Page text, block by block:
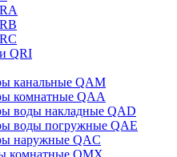
QRI
канальные QAM
комнатные QAA
воды накладные QAD
воды погружные QAE
наружные QAC
комнатные QMX